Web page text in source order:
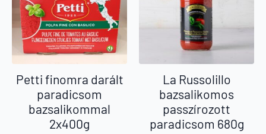
Petti finomra darált
paradicsom
bazsalikommal
2x400g
La Russolillo
bazsalikomos
passzírozott
paradicsom 680g